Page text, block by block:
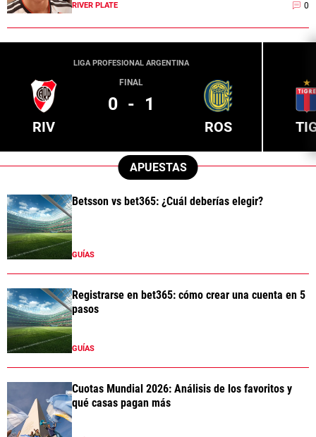
RIVER PLATE 0
LIGA PROFESIONAL ARGENTINA
RIV
FINAL
0 - 1
ROS
APUESTAS
Betsson vs bet365: ¿Cuál deberías elegir?
GUÍAS
Registrarse en bet365: cómo crear una cuenta en 5
pasos
GUÍAS
Cuotas Mundial 2026: Análisis de los favoritos y
qué casas pagan más